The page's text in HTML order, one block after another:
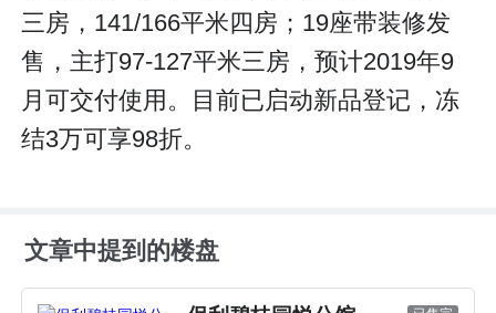
三房，141/166平米四房；19座带装修发
售，主打97-127平米三房，预计2019年9
月可交付使用。目前已启动新品登记，冻
结3万可享98折。
文章中提到的楼盘